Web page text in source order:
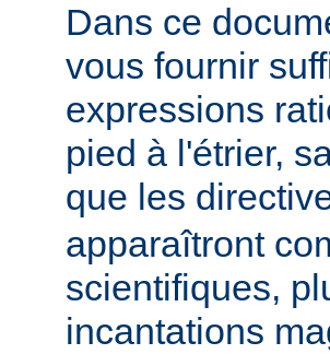
Dans ce
vous fournir
expressions
pied à l'étrier,
que les
apparaîtront
scientifiques,
incantations